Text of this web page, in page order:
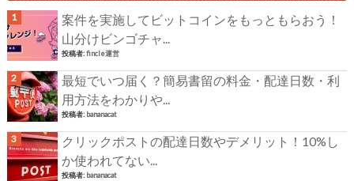
案件を実施してビットコインをもっともらおう！
山分けビンゴチャ...
投稿者:fincle運営
最短でいつ届く？簡易書留の料金・配達日数・利
用方法をわかりや...
投稿者: bananacat
クリックポストの配達日数やデメリット！10%し
か使われてない...
投稿者: bananacat